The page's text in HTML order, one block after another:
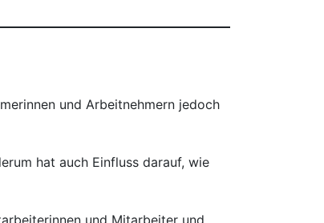
und Arbeitnehmern jedoch
hat auch Einfluss darauf, wie
und Mitarbeiter und